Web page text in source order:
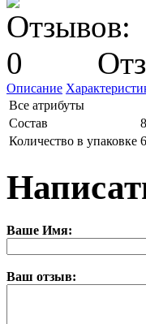
Описание
Все атрибуты
Состав
Количество в упаковке
Ваше Имя:
Ваш отзыв: